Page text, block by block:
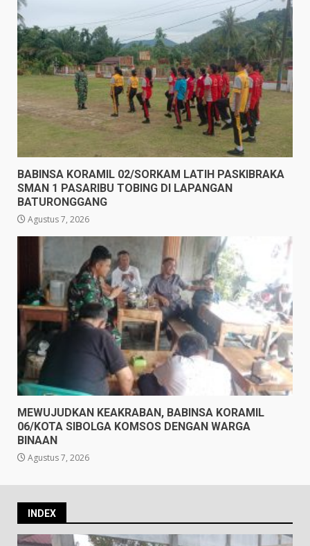
BABINSA KORAMIL 02/SORKAM LATIH PASKIBRAKA
SMAN 1 PASARIBU TOBING DI LAPANGAN
BATURONGGANG
Agustus 7, 2026
MEWUJUDKAN KEAKRABAN, BABINSA KORAMIL
06/KOTA SIBOLGA KOMSOS DENGAN WARGA
BINAAN
Agustus 7, 2026
INDEX